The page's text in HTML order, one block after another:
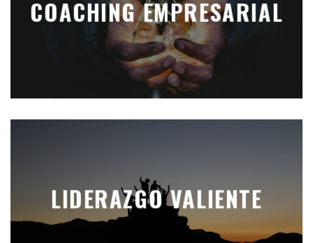
COACHING EMPRESARIAL
LIDERAZGO VALIENTE